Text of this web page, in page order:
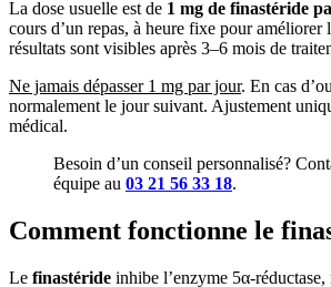
La dose usuelle est de 1 mg de finastéride
cours d’un repas, à heure fixe pour améliorer
résultats sont visibles après 3–6 mois de
Ne jamais dépasser 1 mg par jour. En cas
normalement le jour suivant. Ajustement
médical.
Besoin d’un conseil personnalisé?
équipe au 03 21 56 33 18.
Comment fonctionne le
Le finastéride inhibe l’enzyme 5α-réductase,